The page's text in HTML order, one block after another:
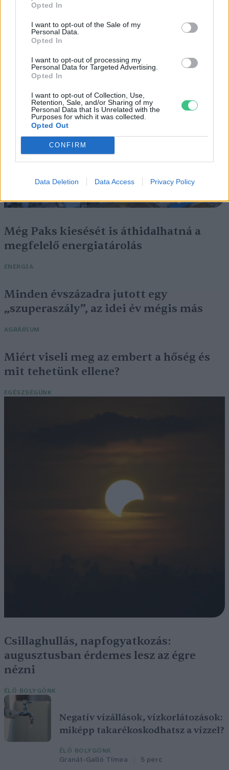
Opted In
I want to opt-out of the Sale of my
Personal Data.
Opted In
I want to opt-out of processing my
Personal Data for Targeted Advertising.
Opted In
I want to opt-out of Collection, Use,
Retention, Sale, and/or Sharing of my
Personal Data that Is Unrelated with the
Purposes for which it was collected.
Opted Out
CONFIRM
Data Deletion Data Access Privacy Policy
SZEMLE
Elképesztő felvétel mutatja meg,
mekkora a különbség az áradó és a
kiszáradó Duna között
ÉLŐ BOLYGÓNK
Még Paks kiesését is áthidalhatná a
megfelelő energiatárolás
ENERGIA
Minden évszázadra jutott egy
„szuperaszály”, az idei év mégis más
AGRÁRIUM
Miért viseli meg az embert a hőség és
mit tehetünk ellene?
EGÉSZSÉGÜNK
Csillaghullás, napfogyatkozás:
augusztusban érdemes lesz az égre
nézni
ÉLŐ BOLYGÓNK
Negatív vízállások, vízkorlátozások:
miképp takarékoskodhatsz a vízzel?
ÉLŐ BOLYGÓNK
Granát-Galló Tímea 5 perc